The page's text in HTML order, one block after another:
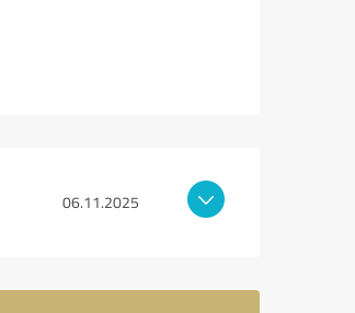
06.11.2025